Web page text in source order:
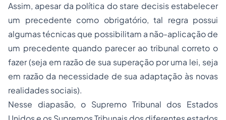
Assim, apesar da política do stare decisisestabelecer
um precedente como obrigatório, tal regra possui
algumas técnicas que possibilitam a não-aplicação de
um precedente quando parecer ao tribunal correto o
fazer (seja em razão de sua superação por uma lei, seja
em razão da necessidade de sua adaptação às novas
realidades sociais).
Nesse diapasão, o Supremo Tribunal dos Estados